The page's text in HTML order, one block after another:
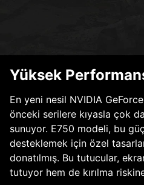
Yüksek
En yeni nesil NVIDIA
önceki serilere kıyasla çok
sunuyor. E750 modeli, bu
desteklemek için özel
donatılmış. Bu tutucular,
tutuyor hem de kırılma